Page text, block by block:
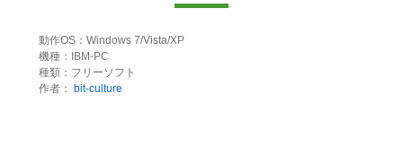
動作OS：Windows 7/Vista/XP
機種：IBM-PC
種類：フリーソフト
作者：
bit-culture